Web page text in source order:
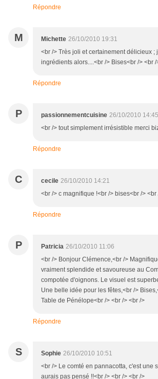
Répondre
M Michette 26/10/2010 19:31
<br /> Très joli et certainement délicieux ;
ingrédients alors....<br /> Bises<br /> <br /
Répondre
P passionnementcuisine 26/10/2010 14:45
<br /> tout simplement irrésistible merci
Répondre
C cecile 26/10/2010 14:21
<br /> c magnifique !<br /> bises<br /> <br
Répondre
P Patricia 26/10/2010 11:06
<br /> Bonjour Clémence,<br />
vraiment splendide et savoureuse au
compotée d'oignons. Le visuel est
Une belle idée pour les fêtes,<br />
Table de Pénélope<br /> <br /> <br />
Répondre
S Sophie 26/10/2010 10:51
<br /> Le comté en pannacotta, c'est une
aurais pas pensé !!<br /> <br /> <br />